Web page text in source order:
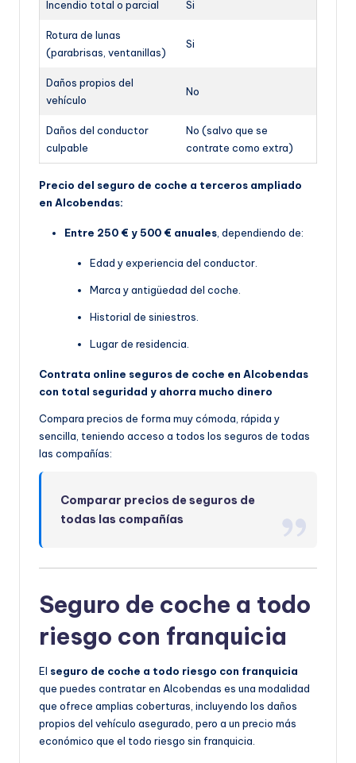
Incendio total o parcial Si
Rotura de lunas
(parabrisas, ventanillas)
Si
Daños propios del
vehículo
No
Daños del conductor
culpable
No (salvo que se
contrate como extra)
Precio del seguro de coche a terceros ampliado
en Alcobendas:
Entre 250 € y 500 € anuales , dependiendo de:
Edad y experiencia del conductor.
Marca y antigüedad del coche.
Historial de siniestros.
Lugar de residencia.
Contrata online seguros de coche en Alcobendas
con total seguridad y ahorra mucho dinero
Compara precios de forma muy cómoda, rápida y
sencilla, teniendo acceso a todos los seguros de todas
las compañías:
Comparar precios de seguros de
todas las compañías
Seguro de coche a todo
riesgo con franquicia
El seguro de coche a todo riesgo con franquicia
que puedes contratar en Alcobendas es una modalidad
que ofrece amplias coberturas, incluyendo los daños
propios del vehículo asegurado, pero a un precio más
económico que el todo riesgo sin franquicia.